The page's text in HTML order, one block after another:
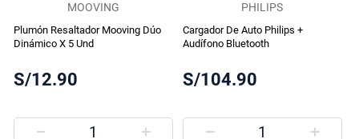
MOOVING
Plumón Resaltador Mooving Dúo
Dinámico X 5 Und
S/12.90
PHILIPS
Cargador De Auto Philips +
Audífono Bluetooth
S/104.90